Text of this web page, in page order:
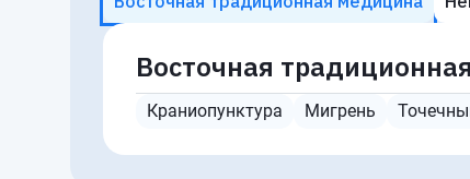
Восточная
Краниопунктура Мигрень